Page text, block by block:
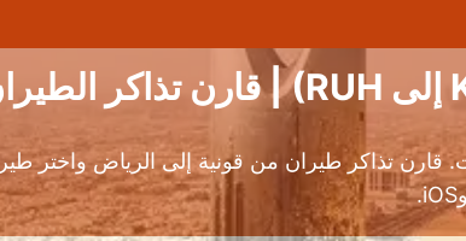
تذاكر طيران من قونية إلى الرياض واختر